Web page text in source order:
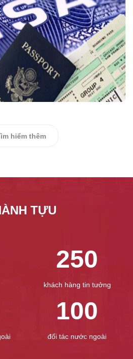
hiểm thêm
TỰU
250
khách hàng tin tưởng
100
đối tác nước ngoài